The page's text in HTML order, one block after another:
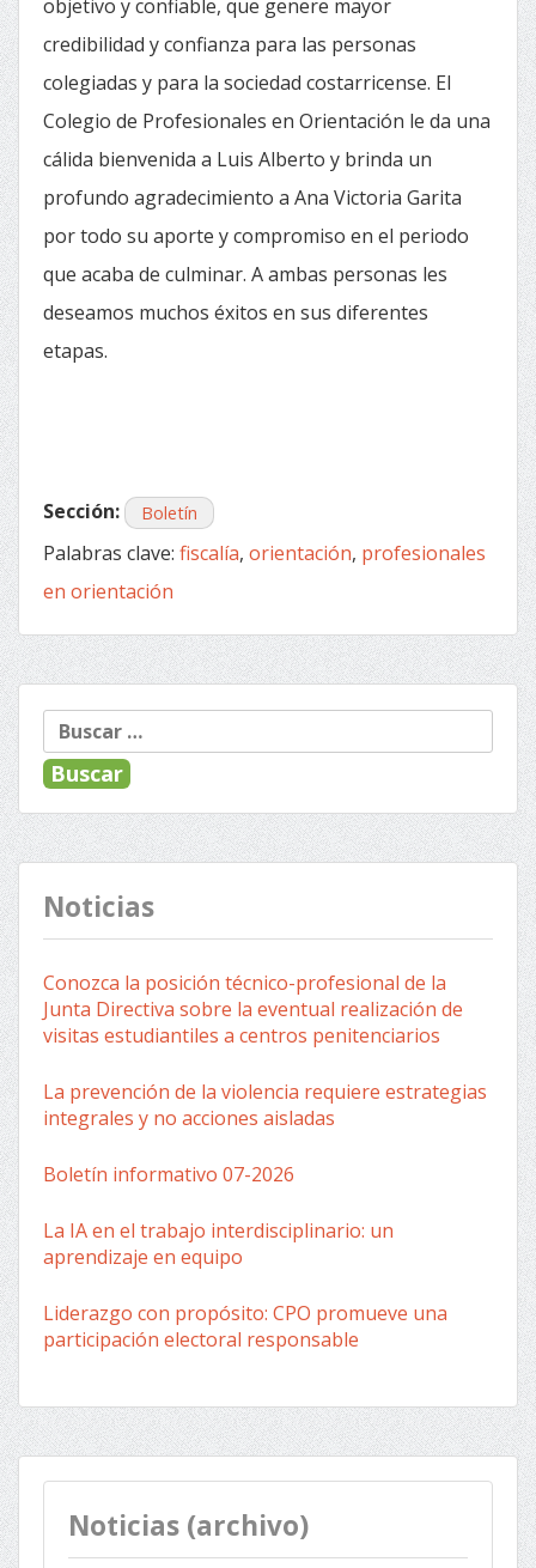
objetivo y confiable, que genere mayor
credibilidad y confianza para las personas
colegiadas y para la sociedad costarricense. El
Colegio de Profesionales en Orientación le da una
cálida bienvenida a Luis Alberto y brinda un
profundo agradecimiento a Ana Victoria Garita
por todo su aporte y compromiso en el periodo
que acaba de culminar. A ambas personas les
deseamos muchos éxitos en sus diferentes
etapas.
Sección: Boletín
Palabras clave: fiscalía, orientación, profesionales
en orientación
Navegación
de
entradas
Noticias
Conozca la posición técnico-profesional de la
Junta Directiva sobre la eventual realización de
visitas estudiantiles a centros penitenciarios
La prevención de la violencia requiere estrategias
integrales y no acciones aisladas
Boletín informativo 07-2026
La IA en el trabajo interdisciplinario: un
aprendizaje en equipo
Liderazgo con propósito: CPO promueve una
participación electoral responsable
Noticias (archivo)